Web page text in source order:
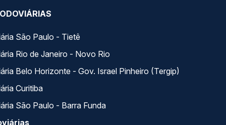
São Paulo - Tietê
Rio de Janeiro - Novo Rio
Belo Horizonte - Gov. Israel Pinheiro (Tergip)
Curitiba
São Paulo - Barra Funda